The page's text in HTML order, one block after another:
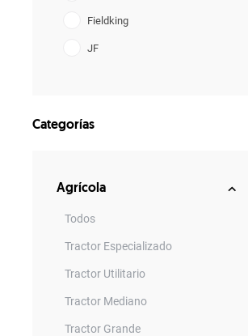
Fieldking
JF
Categorías
Agrícola
Todos
Tractor Especializado
Tractor Utilitario
Tractor Mediano
Tractor Grande